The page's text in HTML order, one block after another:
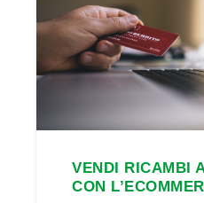
VENDI RICAMBI
CON